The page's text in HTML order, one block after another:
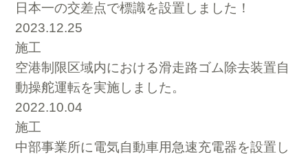
日本一の交差点で標識を設置しました！
2023.12.25
施工
空港制限区域内における滑走路ゴム除去装置自
動操舵運転を実施しました。
2022.10.04
施工
中部事業所に電気自動車用急速充電器を設置し